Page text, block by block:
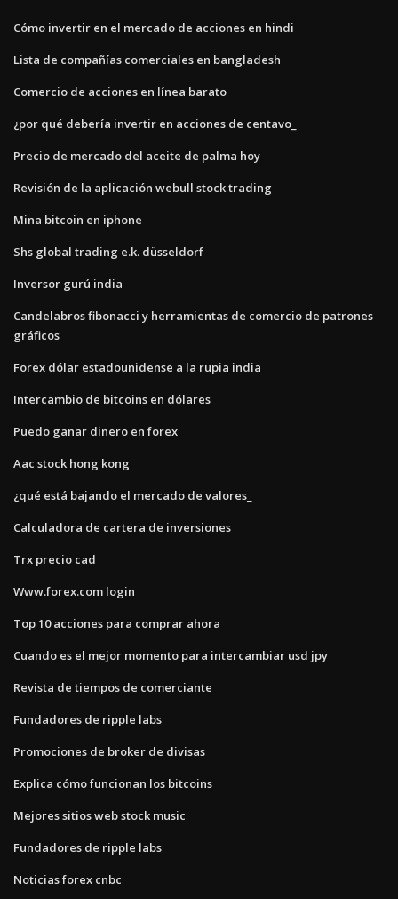
Cómo invertir en el mercado de acciones en hindi
Lista de compañías comerciales en bangladesh
Comercio de acciones en línea barato
¿por qué debería invertir en acciones de centavo_
Precio de mercado del aceite de palma hoy
Revisión de la aplicación webull stock trading
Mina bitcoin en iphone
Shs global trading e.k. düsseldorf
Inversor gurú india
Candelabros fibonacci y herramientas de comercio de patrones
gráficos
Forex dólar estadounidense a la rupia india
Intercambio de bitcoins en dólares
Puedo ganar dinero en forex
Aac stock hong kong
¿qué está bajando el mercado de valores_
Calculadora de cartera de inversiones
Trx precio cad
Www.forex.com login
Top 10 acciones para comprar ahora
Cuando es el mejor momento para intercambiar usd jpy
Revista de tiempos de comerciante
Fundadores de ripple labs
Promociones de broker de divisas
Explica cómo funcionan los bitcoins
Mejores sitios web stock music
Fundadores de ripple labs
Noticias forex cnbc